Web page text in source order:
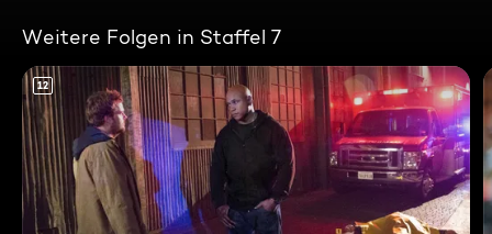
Weitere Folgen in Staffel 7
12